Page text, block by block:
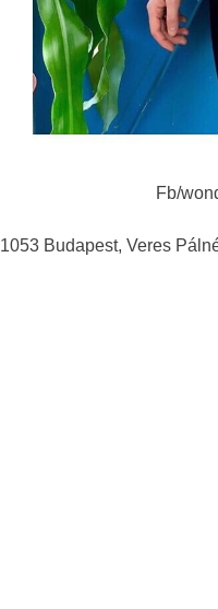
Fb/
1053 Budapest, Veres